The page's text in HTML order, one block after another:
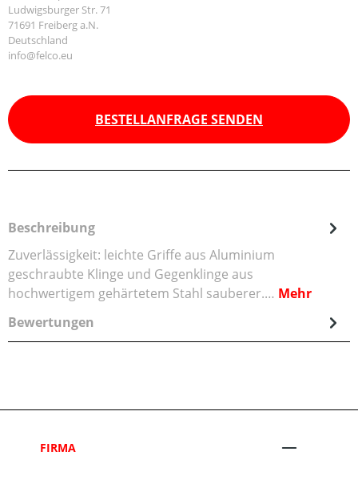
Ludwigsburger Str. 71
71691 Freiberg a.N.
Deutschland
info@felco.eu
BESTELLANFRAGE SENDEN
Beschreibung
Zuverlässigkeit: leichte Griffe aus Aluminium
geschraubte Klinge und Gegenklinge aus
hochwertigem gehärtetem Stahl sauberer.… Mehr
Bewertungen
FIRMA